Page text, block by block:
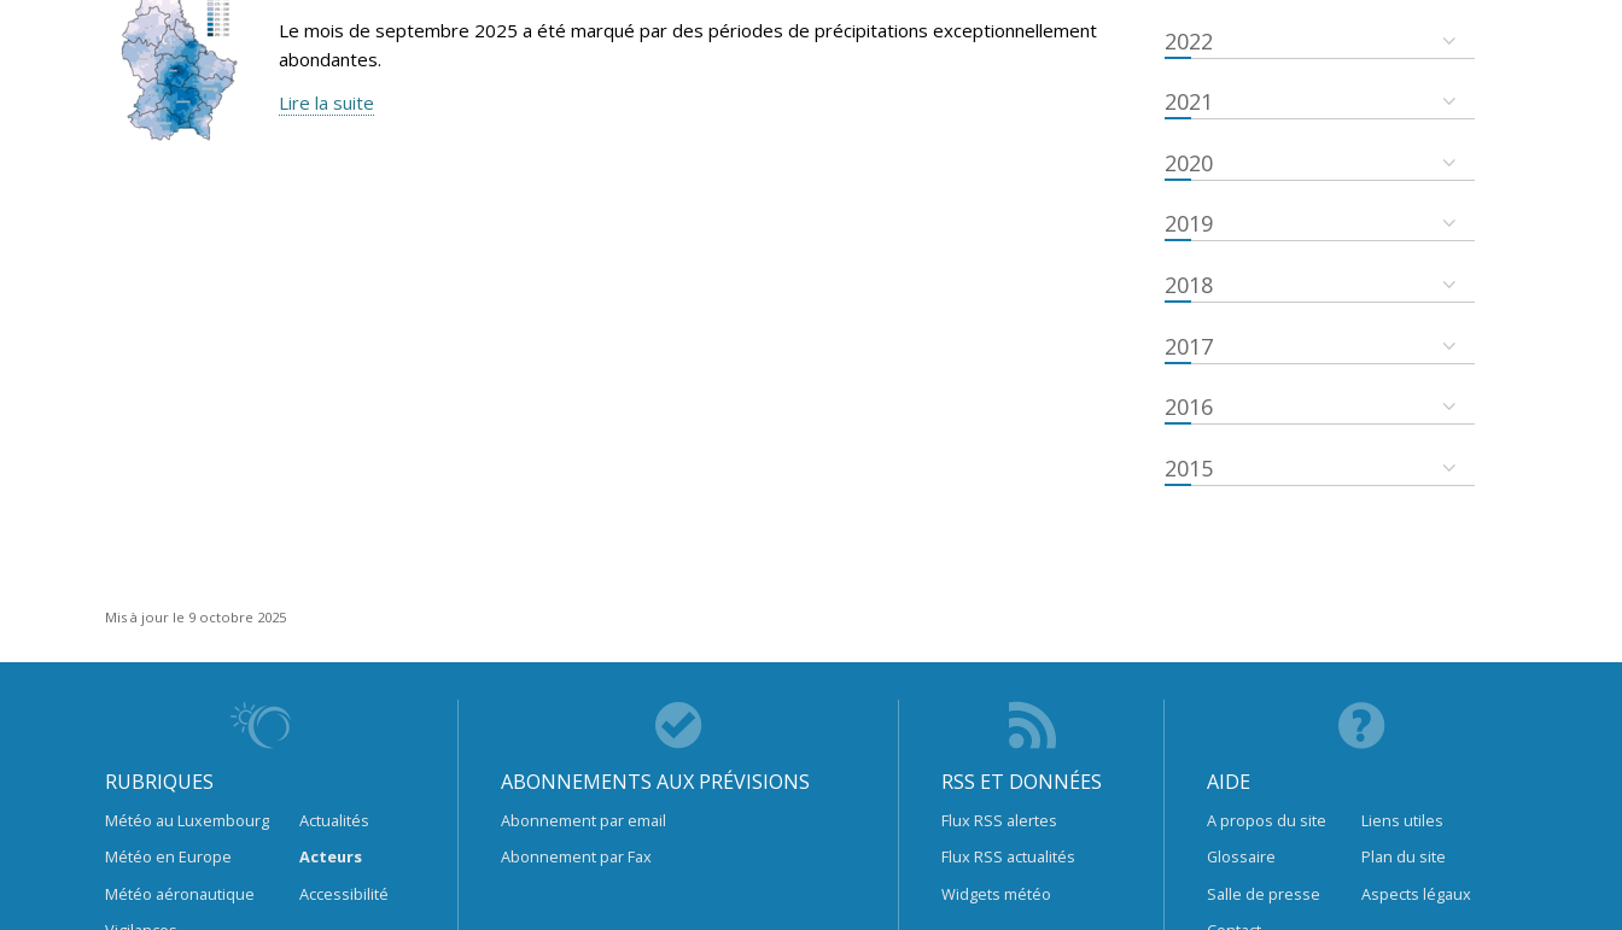
Le mois de septembre 2025 a été marqué par des périodes de précipitations exceptionnellement
abondantes.
Lire la suite
2022
2021
2020
2019
2018
2017
2016
2015
Mis à jour le 9 octobre 2025
RUBRIQUES
Météo au Luxembourg
Météo en Europe
Météo aéronautique
Actualités
Acteurs
Accessibilité
ABONNEMENTS AUX PRÉVISIONS
Abonnement par email
Abonnement par Fax
RSS ET DONNÉES
Flux RSS alertes
Flux RSS actualités
Widgets météo
AIDE
A propos du site
Glossaire
Salle de presse
Liens utiles
Plan du site
Aspects légaux